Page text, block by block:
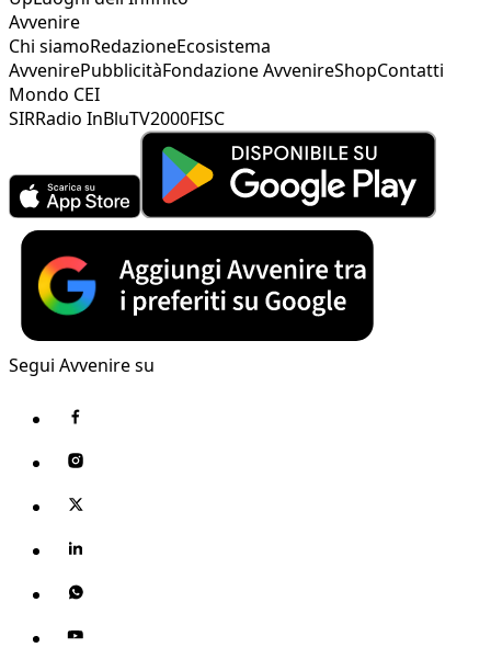
Avvenire
Chi siamoRedazioneEcosistema
AvvenirePubblicitàFondazione AvvenireShopContatti
Mondo CEI
SIRRadio InBluTV2000FISC
Segui Avvenire su